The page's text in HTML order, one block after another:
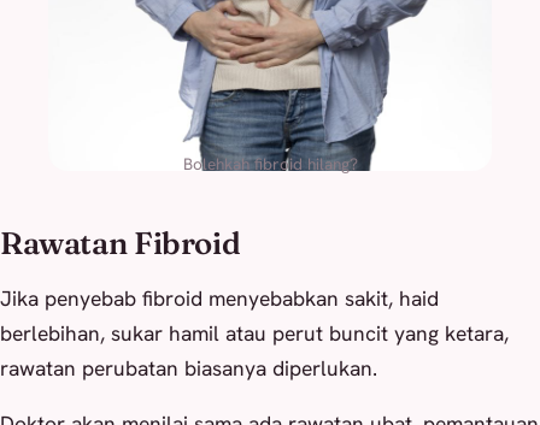
Bolehkah fibroid hilang?
Rawatan Fibroid
Jika penyebab fibroid menyebabkan sakit, haid
berlebihan, sukar hamil atau perut buncit yang ketara,
rawatan perubatan biasanya diperlukan.